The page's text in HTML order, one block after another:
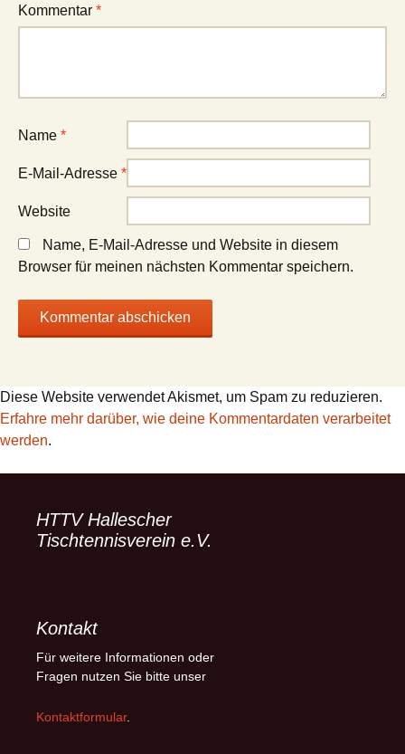
Kommentar *
Name *
E-Mail-Adresse *
Website
Name, E-Mail-Adresse und Website in diesem
Browser für meinen nächsten Kommentar speichern.
Diese Website verwendet Akismet, um Spam zu reduzieren.
Erfahre mehr darüber, wie deine Kommentardaten verarbeitet
werden.
HTTV Hallescher
Tischtennisverein e.V.
Kontakt
Für weitere Informationen oder
Fragen nutzen Sie bitte unser
Kontaktformular.